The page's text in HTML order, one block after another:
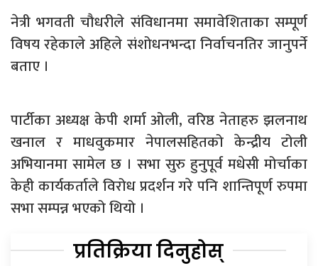
नेत्री भगवती चौधरीले संविधानमा समावेशिताका सम्पूर्ण
विषय रहेकाले अहिले संशोधनभन्दा निर्वाचनतिर जानुपर्ने
बताए ।
पार्टीका अध्यक्ष केपी शर्मा ओली, वरिष्ठ नेताहरु झलनाथ
खनाल र माधवुकमार नेपालसहितको केन्द्रीय टोली
अभियानमा सामेल छ । सभा सुरु हुनुपूर्व मधेसी मोर्चाका
केही कार्यकर्ताले विरोध प्रदर्शन गरे पनि शान्तिपूर्ण रुपमा
सभा सम्पन्न भएको थियो ।
प्रतिक्रिया दिनुहोस्